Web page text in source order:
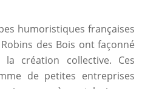
humoristiques françaises
des Bois ont façonné
création collective. Ces
de petites entreprises